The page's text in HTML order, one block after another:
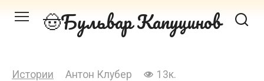
Перейти Бульвар Капуцинов
Истории Антон Клубер 13к.